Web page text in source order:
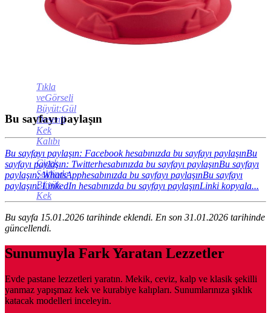
Tıkla
veGörseli
Büyüt:Gül
Desenli
Kek
Kalıbı
-
Çiçek
Şeklinde
Büyük
Kek
Bu sayfayı paylaşın
Bu sayfayı paylaşın: Facebook hesabınızda bu sayfayı paylaşınBu
sayfayı paylaşın: Twitterhesabınızda bu sayfayı paylaşınBu sayfayı
paylaşın: WhatsApphesabınızda bu sayfayı paylaşınBu sayfayı
paylaşın: LinkedIn hesabınızda bu sayfayı paylaşınLinki kopyala...
Bu sayfa 15.01.2026 tarihinde eklendi. En son 31.01.2026 tarihinde
güncellendi.
Sunumuyla Fark Yaratan Lezzetler
Evde pastane lezzetleri yaratın. Mekik, ceviz, kalp ve klasik şekilli
yanmaz yapışmaz kek ve kurabiye kalıpları. Sunumlarınıza şıklık
katacak modelleri inceleyin.